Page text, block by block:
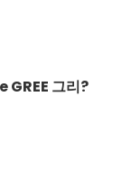
그리?